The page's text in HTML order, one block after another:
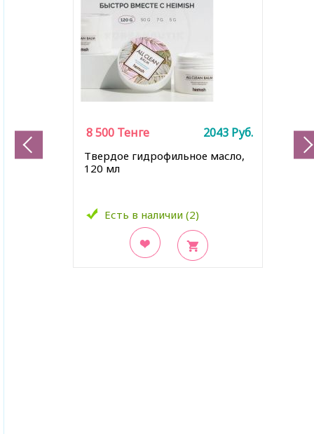
Твердое гидрофильное масло,
120 мл
Есть в наличии (2)
8 500 Тенге 2043 Руб.